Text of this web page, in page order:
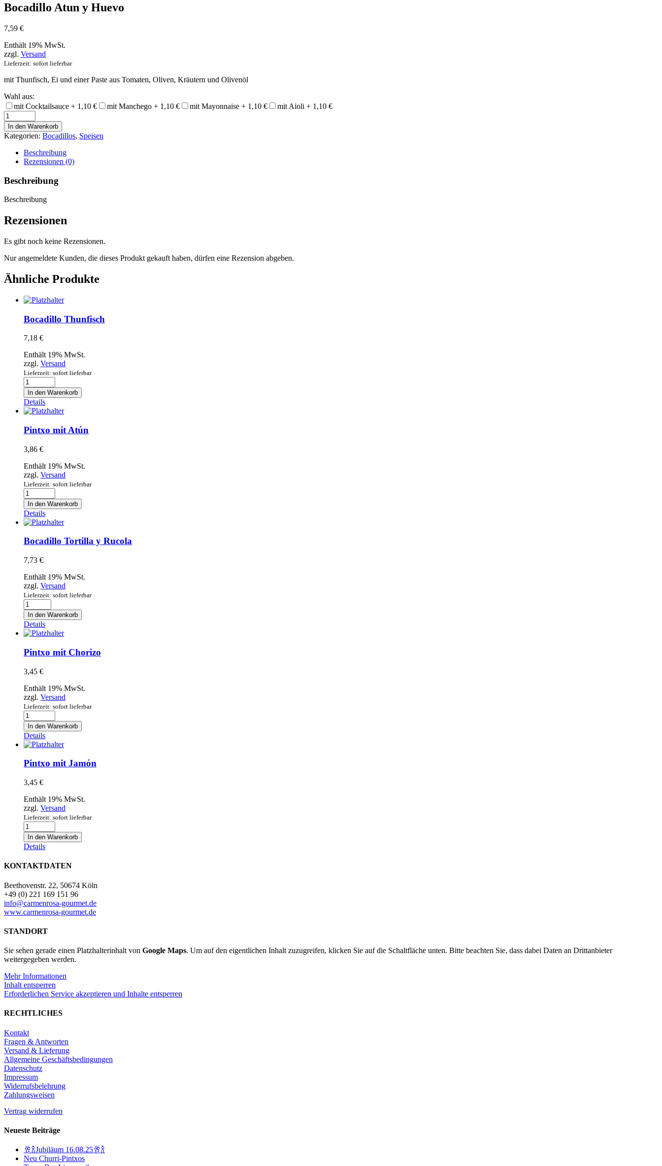
Bocadillo Atun y Huevo
7,59 €
Enthält 19% MwSt.
zzgl. Versand
Lieferzeit: sofort lieferbar
mit Thunfisch, Ei und einer Paste aus Tomaten, Oliven, Kräutern und Olivenöl
Wahl aus:
mit Cocktailsauce + 1,10 € mit Manchego + 1,10 € mit Mayonnaise + 1,10 € mit Aioli + 1,10 €
Bocadillo
Atun
y
Huevo
Menge
In den Warenkorb
Kategorien: Bocadillos, Speisen
Beschreibung
Rezensionen (0)
Beschreibung
Beschreibung
Rezensionen
Es gibt noch keine Rezensionen.
Nur angemeldete Kunden, die dieses Produkt gekauft haben, dürfen eine Rezension abgeben.
Ähnliche Produkte
Bocadillo Thunfisch
7,18 €
Enthält 19% MwSt.
zzgl. Versand
Lieferzeit: sofort lieferbar
Bocadillo
Thunfisch
Menge
In den Warenkorb
Details
Pintxo mit Atún
3,86 €
Enthält 19% MwSt.
zzgl. Versand
Lieferzeit: sofort lieferbar
Pintxo
mit
Atún
Menge
In den Warenkorb
Details
Bocadillo Tortilla y Rucola
7,73 €
Enthält 19% MwSt.
zzgl. Versand
Lieferzeit: sofort lieferbar
Bocadillo
Tortilla
y
Rucola
Menge
In den Warenkorb
Details
Pintxo mit Chorizo
3,45 €
Enthält 19% MwSt.
zzgl. Versand
Lieferzeit: sofort lieferbar
Pintxo
mit
Chorizo
Menge
In den Warenkorb
Details
Pintxo mit Jamón
3,45 €
Enthält 19% MwSt.
zzgl. Versand
Lieferzeit: sofort lieferbar
Pintxo
mit
Jamón
Menge
In den Warenkorb
Details
KONTAKTDATEN
Beethovenstr. 22, 50674 Köln
+49 (0) 221 169 151 96
info@carmenrosa-gourmet.de
www.carmenrosa-gourmet.de
STANDORT
Sie sehen gerade einen Platzhalterinhalt von Google Maps. Um auf den eigentlichen Inhalt zuzugreifen, klicken Sie auf die Schaltfläche unten. Bitte beachten Sie, dass dabei Daten an Drittanbieter
weitergegeben werden.
Mehr Informationen
Inhalt entsperren
Erforderlichen Service akzeptieren und Inhalte entsperren
RECHTLICHES
Kontakt
Fragen & Antworten
Versand & Lieferung
Allgemeine Geschäftsbedingungen
Datenschutz
Impressum
Widerrufsbelehrung
Zahlungsweisen
Vertrag widerrufen
Neueste Beiträge
🥂🍾Jubiläum 16.08.25🥂🍾
Neu Churri-Pintxos